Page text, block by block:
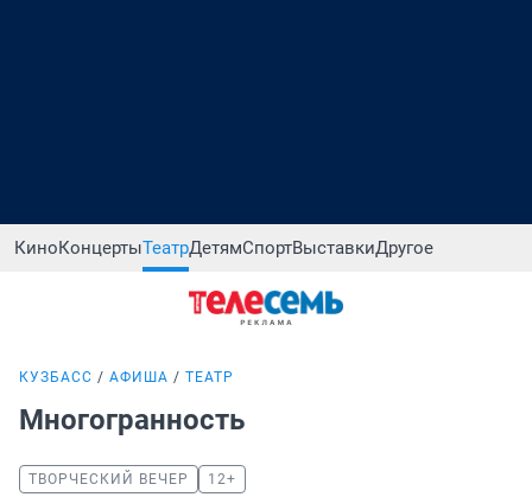
КиноКонцертыТеатрДетямСпортВыставкиДругое
КУЗБАСС АФИША ТЕАТР
Многогранность
ТВОРЧЕСКИЙ ВЕЧЕР 12+